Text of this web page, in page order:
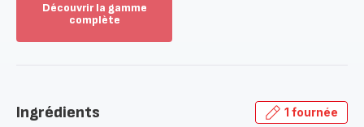
Découvrir la gamme
complète
gamme
Ingrédients 1 fournée